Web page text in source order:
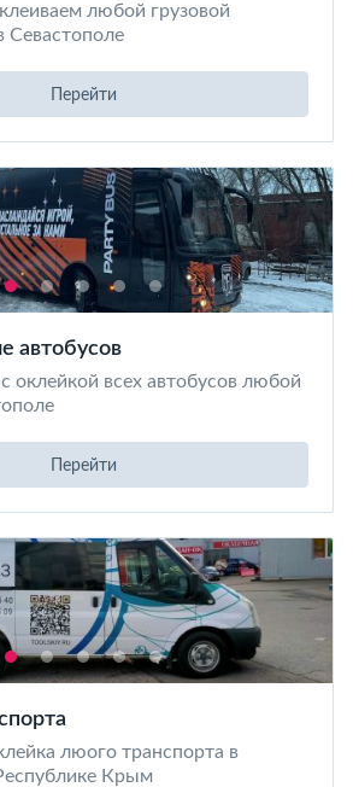
любой грузовой
Севастополе
Перейти
автобусов
оклейкой всех автобусов любой
Перейти
люого транспорта в
Крым